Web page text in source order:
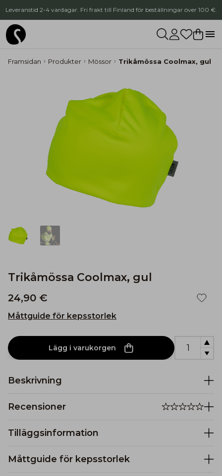
Leveranstid 2-4 vardagar. Fri frakt till Finland för beställningar över 100 €.
Framsidan Produkter Mössor Trikåmössa Coolmax, gul
Trikåmössa Coolmax, gul
24,90 €
Måttguide för kepsstorlek
Lägg i varukorgen
Beskrivning
Recensioner
Tilläggsinformation
Måttguide för kepsstorlek